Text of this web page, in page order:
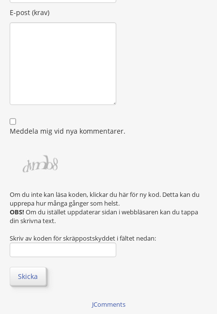
E-post (krav)
Meddela mig vid nya kommentarer.
Om du inte kan läsa koden, klickar du här för ny kod. Detta kan du
upprepa hur många gånger som helst.
OBS! Om du istället uppdaterar sidan i webbläsaren kan du tappa
din skrivna text.
Skriv av koden för skräppostskyddet i fältet nedan:
Skicka
JComments